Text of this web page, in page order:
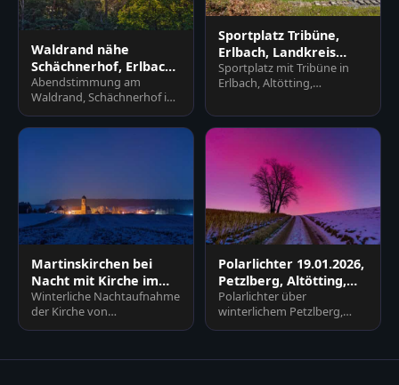
Waldrand nähe
Schächnerhof, Erlbach,
Altötting, Oberbayern
Abendstimmung am
Waldrand, Schächnerhof in
Erlbach, Landkreis Altötting.
Sonnenstrahlen
Sportplatz Tribüne,
Erlbach, Landkreis
Altötting, Oberbayern
Sportplatz mit Tribüne in
Erlbach, Altötting,
Weitläufige Rasenfläche mit
T…
Martinskirchen bei
Nacht mit Kirche im
Winter, Rottal-Inn
Winterliche Nachtaufnahme
der Kirche von
Martinskirchen in
Rottal-Inn, Nied…
Polarlichter 19.01.2026,
Petzlberg, Altötting,
Oberbayern
Polarlichter über
winterlichem Petzlberg,
Reischach, Altötting.
schneebedeckte…